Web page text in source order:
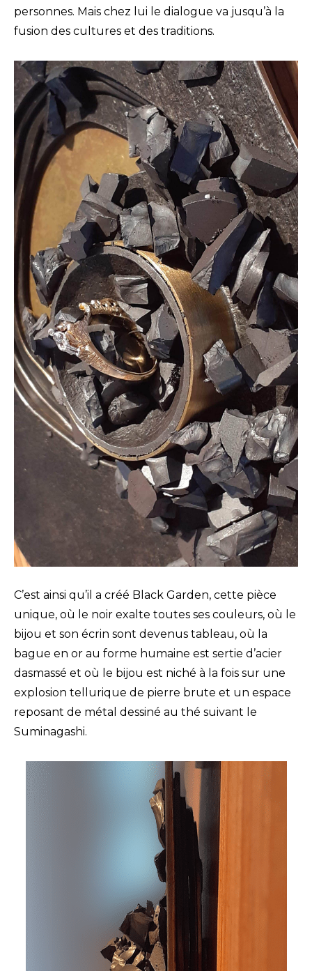
personnes. Mais chez lui le dialogue va jusqu’à la
fusion des cultures et des traditions.
C’est ainsi qu’il a créé Black Garden, cette pièce
unique, où le noir exalte toutes ses couleurs, où le
bijou et son écrin sont devenus tableau, où la
bague en or au forme humaine est sertie d’acier
dasmassé et où le bijou est niché à la fois sur une
explosion tellurique de pierre brute et un espace
reposant de métal dessiné au thé suivant le
Suminagashi.